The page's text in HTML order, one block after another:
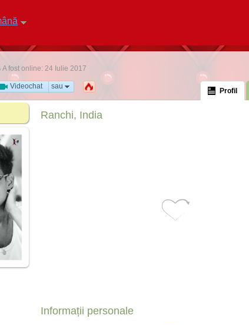
A fost online: 24 Iulie 2017
Videochat sau
Profil
Ranchi, India
Informații personale